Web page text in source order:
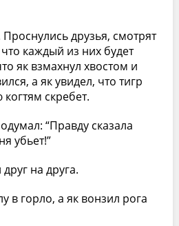
друзья, смотрят
что каждый из них будет
як взмахнул хвостом и
а як увидел, что тигр
скребет.
“Правду сказала
убьет!”
на друга.
в горло, а як вонзил рога